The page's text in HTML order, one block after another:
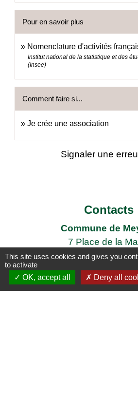
Pour en savoir plus
Nomenclature d'activités
Institut national de la statistique et des
(Insee)
Comment faire si...
Je crée une association
Signaler une
Contacts
Commune de
7 Place de la
07400 Meysse -
+33 4 75 52 96
Contact par
This site uses cookies and gives you
to activate
OK, accept all
Deny all